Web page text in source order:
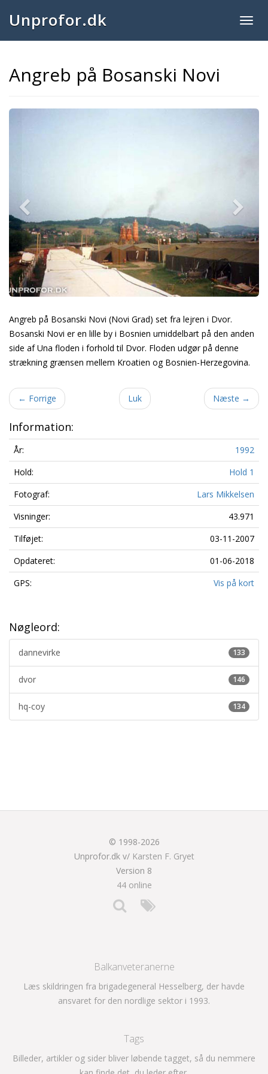
Unprofor.dk
Angreb på Bosanski Novi
Previous
Angreb på Bosanski Novi (Novi Grad) set fra lejren i Dvor.
Bosanski Novi er en lille by i Bosnien umiddelbart på den anden
side af Una floden i forhold til Dvor. Floden udgør på denne
strækning grænsen mellem Kroatien og Bosnien-Herzegovina.
← Forrige Luk Næste →
Information:
År:
1992
Hold:
Hold 1
Fotograf:
Lars Mikkelsen
Visninger:
43.971
Tilføjet:
03-11-2007
Opdateret:
01-06-2018
GPS:
Vis på kort
Nøgleord:
133
dannevirke
146
dvor
134
hq-coy
© 1998-2026
Unprofor.dk v/ Karsten F. Gryet
Version 8
44 online
Balkanveteranerne
Læs skildringen fra brigadegeneral Hesselberg, der havde
ansvaret for den nordlige sektor i 1993.
Tags
Billeder, artikler og sider bliver løbende tagget, så du nemmere